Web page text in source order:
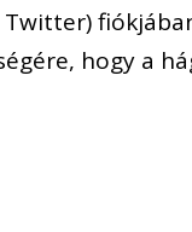
hogy a